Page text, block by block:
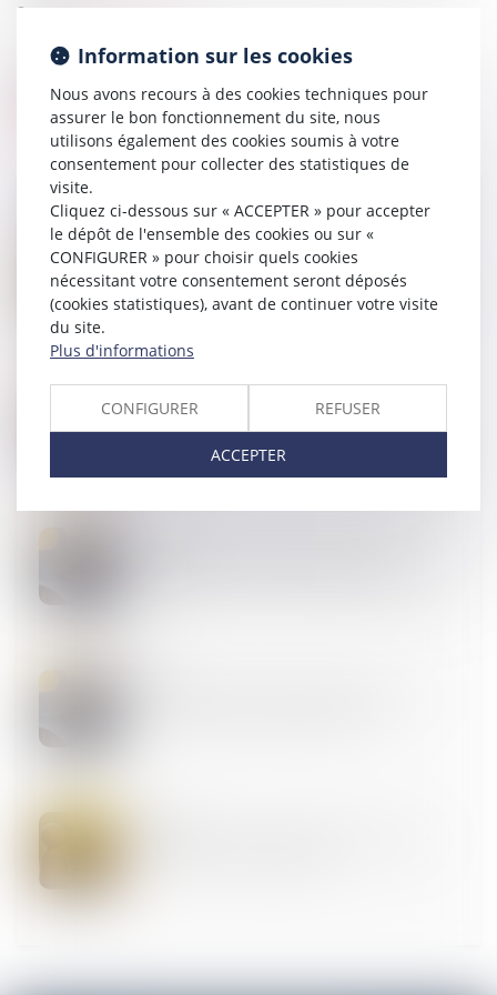
Source :www.aurep.com
Le collatéral engagé dans un PACS ne peut pas
bénéficier de l’exonération prévue par l’art. 796-0-ter
du CGI : fondement et portée de la jurisprudence
30 JUIN
La CPAM ne peut refuser le capital décès au
partenaire de PACS à charge au seul motif
Information sur les cookies
Nous avons recours à des cookies techniques pour
assurer le bon fonctionnement du site, nous
utilisons également des cookies soumis à votre
consentement pour collecter des statistiques de
visite.
Cliquez ci-dessous sur « ACCEPTER » pour accepter
le dépôt de l'ensemble des cookies ou sur «
CONFIGURER » pour choisir quels cookies
nécessitant votre consentement seront déposés
(cookies statistiques), avant de continuer votre visite
du site.
Plus d'informations
CONFIGURER REFUSER
ACCEPTER